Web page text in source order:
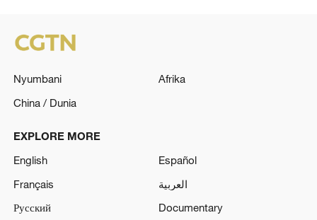
Nyumbani
Afrika
China / Dunia
EXPLORE MORE
English
Español
Français
العربية
Русский
Documentary